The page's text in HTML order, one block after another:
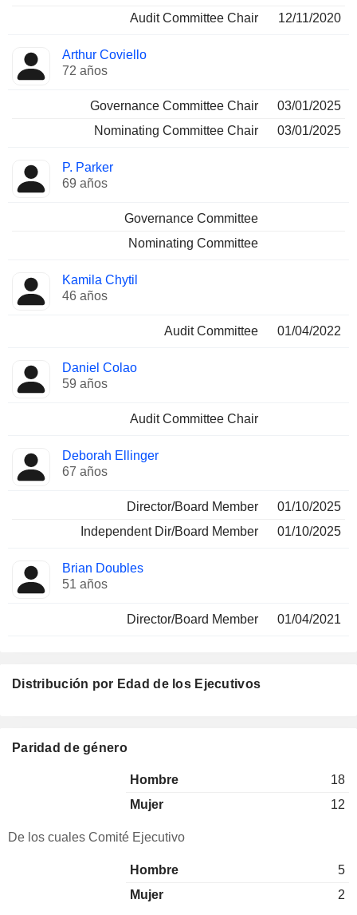
Audit Committee Chair 12/11/2020
Arthur Coviello
72 años
Governance Committee Chair
03/01/2025
Nominating Committee Chair
03/01/2025
P. Parker
69 años
Governance Committee
Nominating Committee
Kamila Chytil
46 años
Audit Committee 01/04/2022
Daniel Colao
59 años
Audit Committee Chair
Deborah Ellinger
67 años
Director/Board Member
01/10/2025
Independent Dir/Board Member
01/10/2025
Brian Doubles
51 años
Director/Board Member 01/04/2021
Distribución por Edad de los Ejecutivos
Paridad de género
Hombre
18
Mujer
12
De los cuales Comité Ejecutivo
Hombre
5
Mujer
2